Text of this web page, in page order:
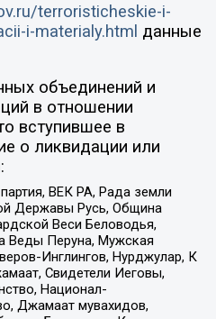
terroristicheskie-i-
i-materialy.html данные
объединений и
в отношении
вступившее в
о ликвидации или
ВЕК РА, Рада земли
Державы Русь, Община
Веси Беловодья,
Веды Перуна, Мужская
Инглингов, Нурджулар, К
Свидетели Иеговы,
Национал-
Джамаат мувахидов,